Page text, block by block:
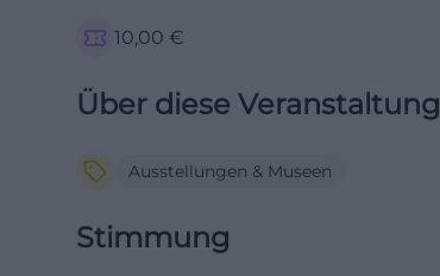
10,00 €
Über diese Veranstaltung
Ausstellungen & Museen
Stimmung